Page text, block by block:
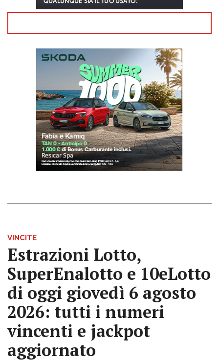
VINCITE
Estrazioni Lotto,
SuperEnalotto e 10eLotto
di oggi giovedì 6 agosto
2026: tutti i numeri
vincenti e jackpot
aggiornato